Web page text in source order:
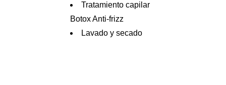
Tratamiento capilar
Botox Anti-frizz
Lavado y secado